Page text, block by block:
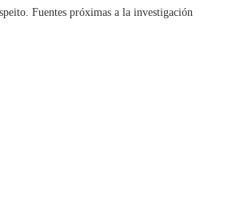
Fuentes próximas a la investigación